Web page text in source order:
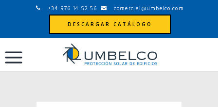
+34 976 14 52 56 comercial@umbelco.com
DESCARGAR CATÁLOGO